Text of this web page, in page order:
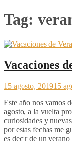
Tag:
Vacaciones
15 agosto, 201915
Este año nos vamos
agosto, a la vuelta
curiosidades y
por estas fechas me
es decir de un